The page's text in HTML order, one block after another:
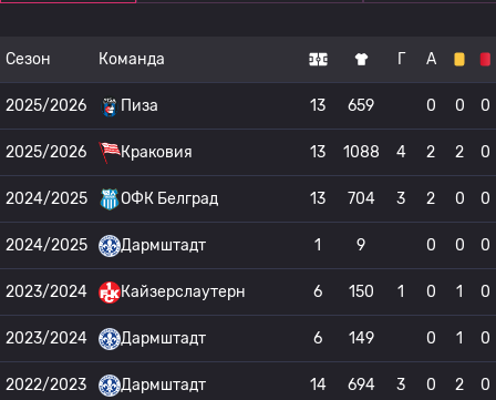
Сезон Команда Г А
2025/2026 Пиза 13 659 0 0 0
2025/2026 Краковия 13 1088 4 2 2 0
2024/2025 ОФК Белград 13 704 3 2 0 0
2024/2025 Дармштадт 1 9 0 0 0
2023/2024 Кайзерслаутерн 6 150 1 0 1 0
2023/2024 Дармштадт 6 149 0 1 0
2022/2023 Дармштадт 14 694 3 0 2 0